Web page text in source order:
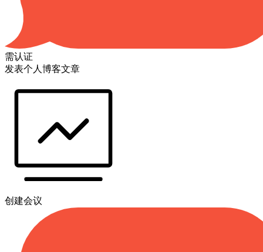
需认证
发表个人博客文章
创建会议